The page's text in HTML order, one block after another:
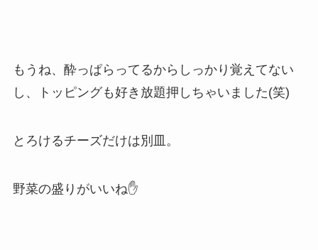
もうね、酔っぱらってるからしっかり覚えてない
し、トッピングも好き放題押しちゃいました(笑)
とろけるチーズだけは別皿。
野菜の盛りがいいね✋